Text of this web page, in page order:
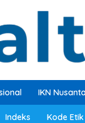
IKN
Indeks Kode Etik